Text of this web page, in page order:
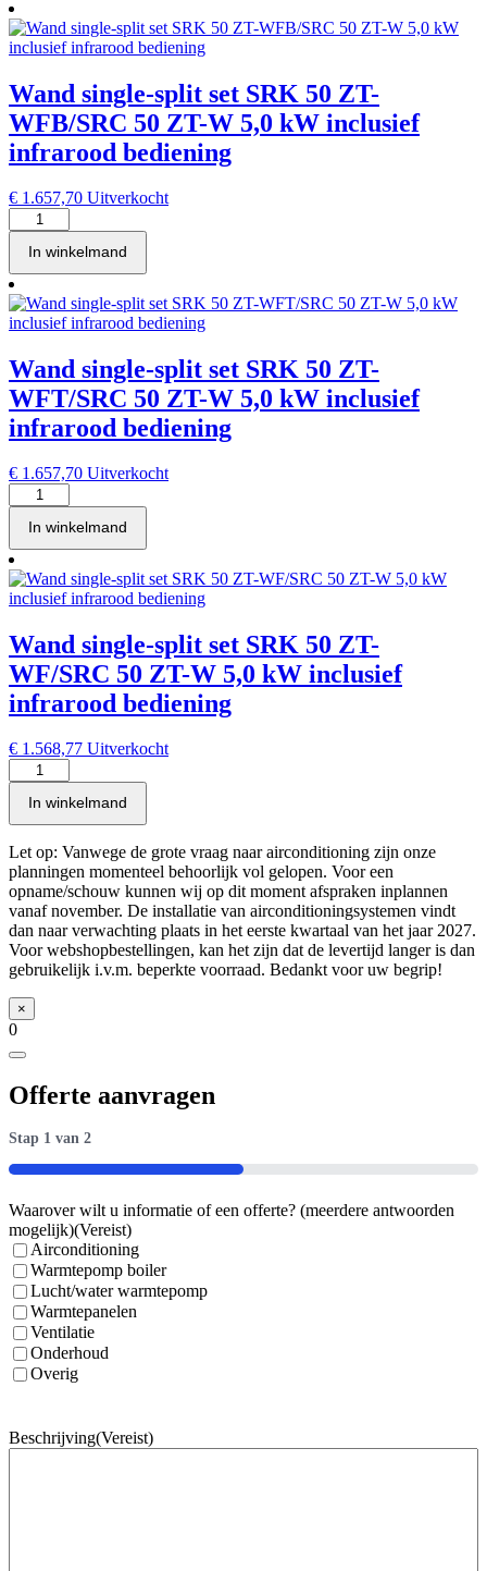
Wand single-split set SRK 50 ZT-
WFB/SRC 50 ZT-W 5,0 kW inclusief
infrarood bediening
€ 1.657,70 Uitverkocht
Wand
single-
split
set
SRK
50
ZT-
50
ZT-
W
5,0
inclusief
infrarood
bediening
aantal
In winkelmand
Wand single-split set SRK 50 ZT-
WFT/SRC 50 ZT-W 5,0 kW inclusief
infrarood bediening
€ 1.657,70 Uitverkocht
Wand
single-
split
set
SRK
50
ZT-
50
ZT-
W
5,0
inclusief
infrarood
bediening
aantal
In winkelmand
Wand single-split set SRK 50 ZT-
WF/SRC 50 ZT-W 5,0 kW inclusief
infrarood bediening
€ 1.568,77 Uitverkocht
Wand
single-
split
set
SRK
50
ZT-
WF/SRC
50
ZT-
W
5,0
kW
inclusief
infrarood
bediening
aantal
In winkelmand
Let op: Vanwege de grote vraag naar airconditioning zijn onze
planningen momenteel behoorlijk vol gelopen. Voor een
opname/schouw kunnen wij op dit moment afspraken inplannen
vanaf november. De installatie van airconditioningsystemen vindt
dan naar verwachting plaats in het eerste kwartaal van het jaar 2027.
Voor webshopbestellingen, kan het zijn dat de levertijd langer is dan
gebruikelijk i.v.m. beperkte voorraad. Bedankt voor uw begrip!
×
0
Offerte aanvragen
Stap 1 van 2
50%
Waarover wilt u informatie of een offerte? (meerdere antwoorden
mogelijk)(Vereist)
Airconditioning
Warmtepomp boiler
Lucht/water warmtepomp
Warmtepanelen
Ventilatie
Onderhoud
Overig
Beschrijving(Vereist)